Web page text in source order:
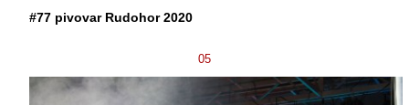
#77 pivovar Rudohor 2020
05